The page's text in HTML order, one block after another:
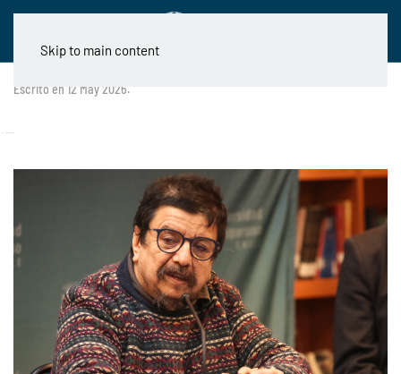
Skip to main content
Escrito en 12 May 2026.